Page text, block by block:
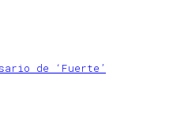
de ‘Fuerte’